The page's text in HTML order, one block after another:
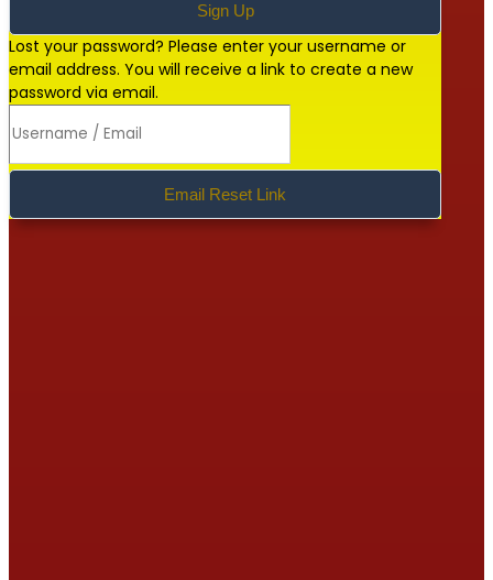
Sign Up
Lost your password? Please enter your username or
email address. You will receive a link to create a new
password via email.
Email Reset Link